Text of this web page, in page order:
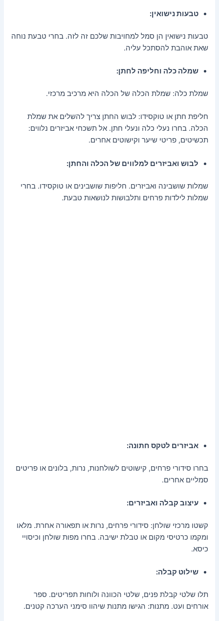
טבעות נישואין:
טבעות נישואין הן סמל למחויבות שלכם זה לזה. בחרי טבעת נוחה
שאת אוהבת להסתכל עליה.
שמלה כלה וחליפה לחתן:
שמלת כלה: שמלת הכלה של הכלה היא מרכיב מרכזי.
חליפת חתן או טוקסידו: לבוש החתן צריך להשלים את שמלת
הכלה. בחרו נעלי כלה ונעלי חתן. אל תשכחי אביזרים נלווים:
תכשיטים, פריטי שיער וקישוטים אחרים.
לבוש ואביזרים למלווים של הכלה והחתן:
שמלות שושבינה ואביזרים. חליפות שושבינים או טוקסידו. בחרי
שמלות לילדות פרחים ותלבושות לנושאות טבעת.
אביזרים לטקס חתונה:
בחרו סידורי פרחים, קישוטים לשולחנות, נרות, בלונים או פריטים
סמליים אחרים.
עיצוב קבלה ואביזרים:
קשטו מרכזי שולחן: סידורי פרחים, נרות או תפאורה אחרת. מלאו
ומקמו כרטיסי מקום או טבלת ישיבה. בחרו מפות שולחן וכיסויי
כיסא.
שילוט קבלה:
תלו שלטי קבלת פנים, שלטי הכוונה ולוחות תפריטים. ספר
אורחים ועט. מתנות: הגישו מתנות שיהוו סימני הערכה קטנים.